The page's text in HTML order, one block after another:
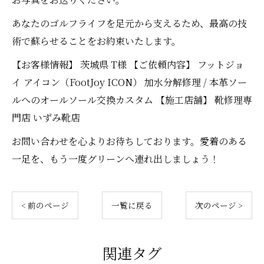
あなたのゴルフライフを足元から支えるため、最高の技
術で蘇らせることをお約束いたします。
【お客様情報】 茨城県 T様 【ご依頼内容】 フットジョ
イ アイコン（FootJoy ICON） 加水分解修理 / 本革ソー
ルへのオールソール交換カスタム 【施工店舗】 靴修理専
門店 いずみ靴店
お問い合わせを心よりお待ちしております。愛着のある
一足を、もう一度グリーンへ連れ出しましょう！
< 前のページ 一覧に戻る 次のページ >
関連タグ